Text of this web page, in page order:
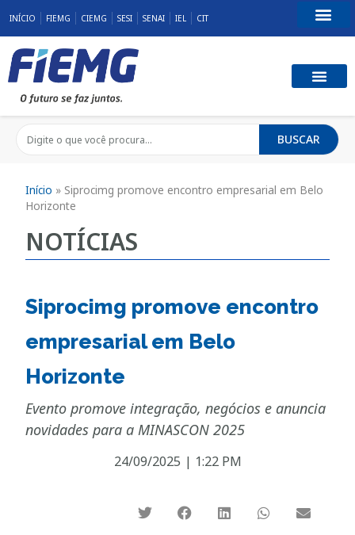
INÍCIO FIEMG CIEMG SESI SENAI IEL CIT
BUSCAR
Início » Siprocimg promove encontro empresarial em Belo
Horizonte
NOTÍCIAS
Siprocimg promove encontro
empresarial em Belo
Horizonte
Evento promove integração, negócios e anuncia
novidades para a MINASCON 2025
24/09/2025 | 1:22 PM